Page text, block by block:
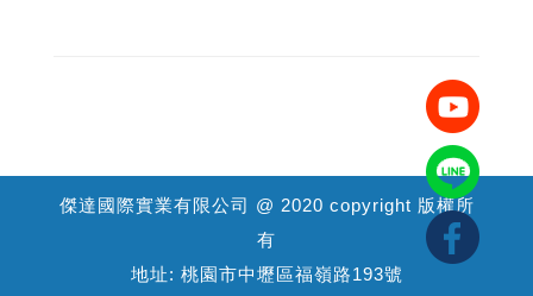
傑達國際實業有限公司 @ 2020 copyright 版權所
有
地址: 桃園市中壢區福嶺路193號